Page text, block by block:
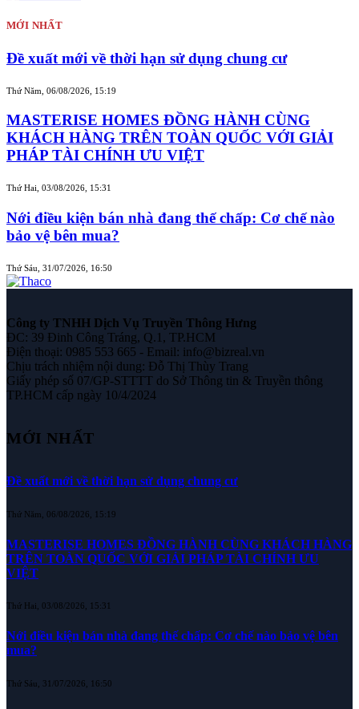
MỚI NHẤT
Đề xuất mới về thời hạn sử dụng chung cư
Thứ Năm, 06/08/2026, 15:19
MASTERISE HOMES ĐỒNG HÀNH CÙNG
KHÁCH HÀNG TRÊN TOÀN QUỐC VỚI GIẢI
PHÁP TÀI CHÍNH ƯU VIỆT
Thứ Hai, 03/08/2026, 15:31
Nới điều kiện bán nhà đang thế chấp: Cơ chế nào
bảo vệ bên mua?
Thứ Sáu, 31/07/2026, 16:50
Công ty TNHH Dịch Vụ Truyền Thông Hưng
ĐC: 39 Đinh Công Tráng, Q.1, TP.HCM
Điện thoại: 0985 553 665 - Email: info@bizreal.vn
Chịu trách nhiệm nội dung: Đỗ Thị Thùy Trang
Giấy phép số 07/GP-STTTT do Sở Thông tin & Truyền thông
TP.HCM cấp ngày 10/4/2024
MỚI NHẤT
Đề xuất mới về thời hạn sử dụng chung cư
Thứ Năm, 06/08/2026, 15:19
MASTERISE HOMES ĐỒNG HÀNH CÙNG KHÁCH HÀNG
TRÊN TOÀN QUỐC VỚI GIẢI PHÁP TÀI CHÍNH ƯU
VIỆT
Thứ Hai, 03/08/2026, 15:31
Nới điều kiện bán nhà đang thế chấp: Cơ chế nào bảo vệ bên
mua?
Thứ Sáu, 31/07/2026, 16:50